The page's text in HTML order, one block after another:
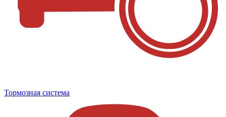
Тормозная система